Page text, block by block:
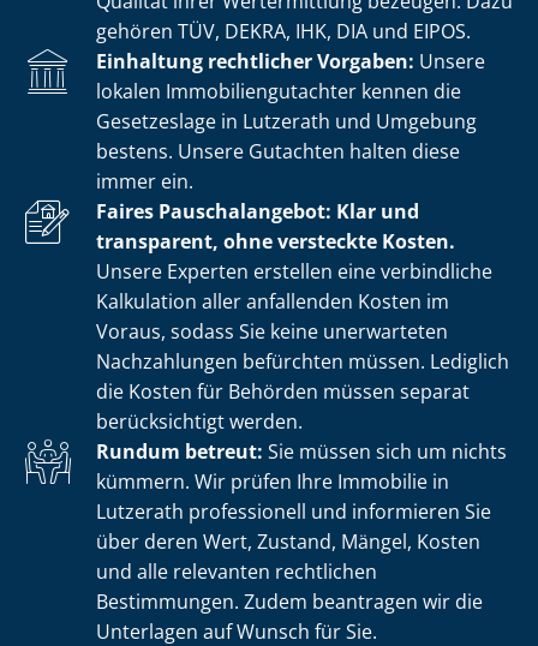
gehören TÜV, DEKRA, IHK, DIA und EIPOS.
Einhaltung rechtlicher Vorgaben: Unsere
lokalen Im­mo­bi­li­en­gut­ach­ter kennen die
Gesetzeslage in Lutzerath und Umgebung
bestens. Unsere Gutachten halten diese
immer ein.
Faires Pauschalangebot: Klar und
transparent, ohne versteckte Kosten.
Unsere Experten erstellen eine verbindliche
Kalkulation aller anfallenden Kosten im
Voraus, sodass Sie keine unerwarteten
Nachzahlungen befürchten müssen. Lediglich
die Kosten für Behörden müssen separat
berücksichtigt werden.
Rundum betreut: Sie müssen sich um nichts
kümmern. Wir prüfen Ihre Immobilie in
Lutzerath professionell und informieren Sie
über deren Wert, Zustand, Mängel, Kosten
und alle relevanten rechtlichen
Bestimmungen. Zudem beantragen wir die
Unterlagen auf Wunsch für Sie.